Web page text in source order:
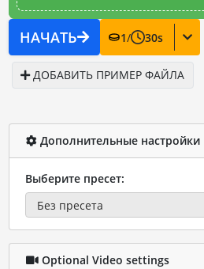
НАЧАТЬ 1/ 30s
ДОБАВИТЬ ПРИМЕР ФАЙЛА
Дополнительные настройки
Выберите пресет:
Optional Video settings